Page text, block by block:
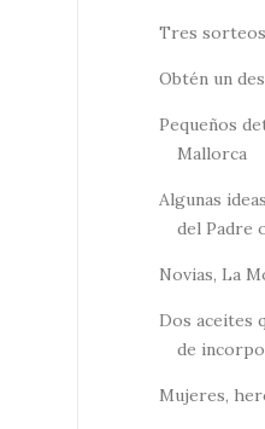
Tres
Obtén un
Pequeños
Mallorca
Algunas
del Padre
Novias, La
Dos aceites
de
Mujeres,